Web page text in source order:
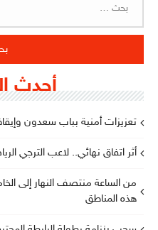
أحدث
تعزيزات أمنية بباب سعدون
أثر اتفاق نهائي.. لاعب الترجي
من الساعة منتصف النهار إلى
هذه المناطق